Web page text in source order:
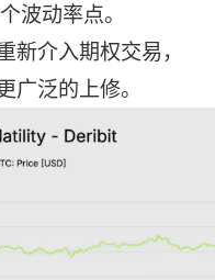
波动率点。
新介入期权交易，
泛的上修。